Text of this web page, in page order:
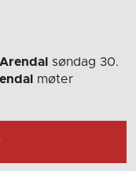
søndag 30.
møter